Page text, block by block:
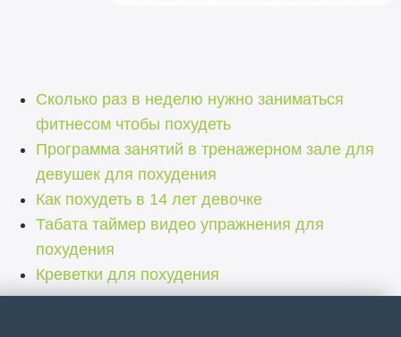
Сколько раз в неделю нужно заниматься
фитнесом чтобы похудеть
Программа занятий в тренажерном зале для
девушек для похудения
Как похудеть в 14 лет девочке
Табата таймер видео упражнения для
похудения
Креветки для похудения